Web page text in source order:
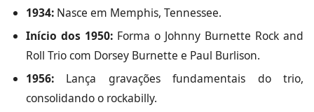
1934: Nasce em Memphis, Tennessee.
Início dos 1950: Forma o Johnny Burnette Rock and
Roll Trio com Dorsey Burnette e Paul Burlison.
1956: Lança gravações fundamentais do trio,
consolidando o rockabilly.